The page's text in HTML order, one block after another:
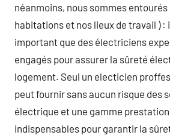
néanmoins, nous sommes entourés
habitations et nos lieux de travail ) :
important que des électriciens
engagés pour assurer la sûreté
logement. Seul un electicien
peut fournir sans aucun risque des
électrique et une gamme
indispensables pour garantir la